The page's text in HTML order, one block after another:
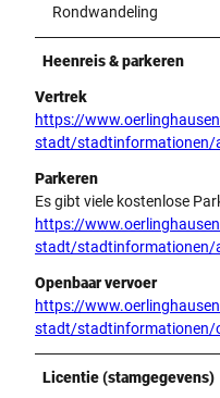
Rondwandeling
Heenreis & parkeren
Vertrek
https://
stadt/stadtinformationen/
Parkeren
Es gibt viele kostenlose
https://
stadt/stadtinformationen/
Openbaar vervoer
https://
stadt/stadtinformationen/
Licentie (stamgegevens)